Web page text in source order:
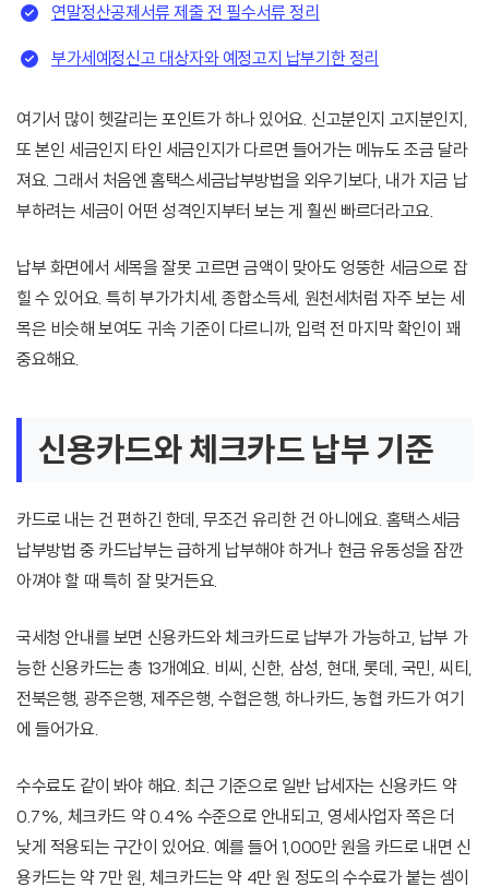
연말정산공제서류 제출 전 필수서류 정리
부가세예정신고 대상자와 예정고지 납부기한 정리
여기서 많이 헷갈리는 포인트가 하나 있어요. 신고분인지 고지분인지,
또 본인 세금인지 타인 세금인지가 다르면 들어가는 메뉴도 조금 달라
져요. 그래서 처음엔 홈택스세금납부방법을 외우기보다, 내가 지금 납
부하려는 세금이 어떤 성격인지부터 보는 게 훨씬 빠르더라고요.
납부 화면에서 세목을 잘못 고르면 금액이 맞아도 엉뚱한 세금으로 잡
힐 수 있어요. 특히 부가가치세, 종합소득세, 원천세처럼 자주 보는 세
목은 비슷해 보여도 귀속 기준이 다르니까, 입력 전 마지막 확인이 꽤
중요해요.
신용카드와 체크카드 납부 기준
카드로 내는 건 편하긴 한데, 무조건 유리한 건 아니에요. 홈택스세금
납부방법 중 카드납부는 급하게 납부해야 하거나 현금 유동성을 잠깐
아껴야 할 때 특히 잘 맞거든요.
국세청 안내를 보면 신용카드와 체크카드로 납부가 가능하고, 납부 가
능한 신용카드는 총 13개예요. 비씨, 신한, 삼성, 현대, 롯데, 국민, 씨티,
전북은행, 광주은행, 제주은행, 수협은행, 하나카드, 농협 카드가 여기
에 들어가요.
수수료도 같이 봐야 해요. 최근 기준으로 일반 납세자는 신용카드 약
0.7%, 체크카드 약 0.4% 수준으로 안내되고, 영세사업자 쪽은 더
낮게 적용되는 구간이 있어요. 예를 들어 1,000만 원을 카드로 내면 신
용카드는 약 7만 원, 체크카드는 약 4만 원 정도의 수수료가 붙는 셈이